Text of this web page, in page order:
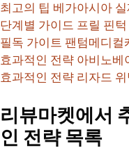
최고의 팁 베가아시아
단계별 가이드 프릴 핀
필독 가이트 팬텀메디컬
효과적인 전략 아비노
효과적인 전략 리자드
리뷰마켓에서
인 전략 목록